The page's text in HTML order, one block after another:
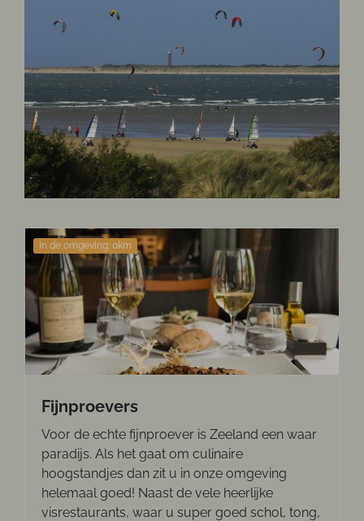
In de omgeving: 0km
Fijnproevers
Voor de echte fijnproever is Zeeland een waar
paradijs. Als het gaat om culinaire
hoogstandjes dan zit u in onze omgeving
helemaal goed! Naast de vele heerlijke
visrestaurants, waar u super goed schol, tong,